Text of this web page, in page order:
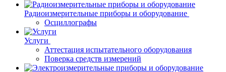
Радиоизмерительные приборы и оборудование
Осциллографы
Услуги
Аттестация испытательного оборудования
Поверка средств измерений